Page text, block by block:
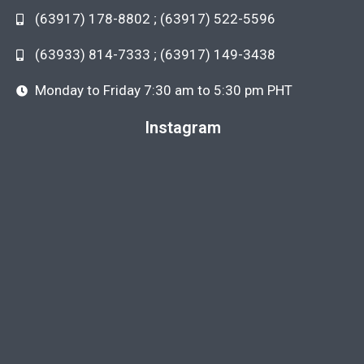
(63917) 178-8802 ; (63917) 522-5596
(63933) 814-7333 ; (63917) 149-3438
Monday to Friday 7:30 am to 5:30 pm PHT
Instagram